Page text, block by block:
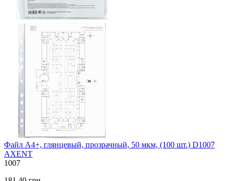
Файл А4+, глянцевый, прозрачный, 50 мкм, (100 шт.) D1007
AXENT
1007